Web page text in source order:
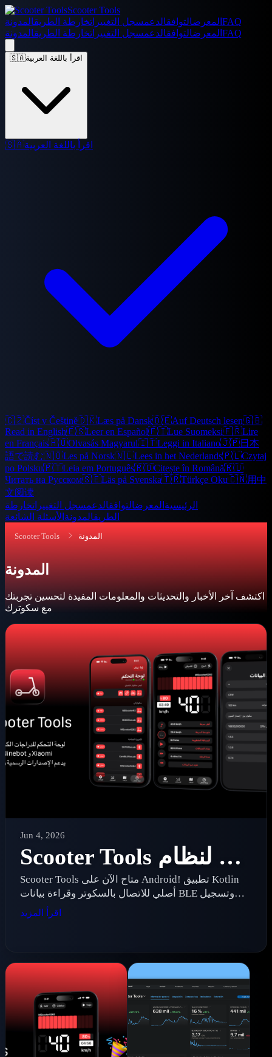
Scooter Tools
المعرضالتوافقالدعمسجل التغييراتخارطة الطريقالمدونة
FAQ
المعرضالتوافقالدعمسجل التغييراتخارطة الطريقالمدونة FAQ
🇸🇦اقرأ باللغة العربية
🇸🇦اقرأ باللغة العربية
🇨🇿Číst v Češtině🇩🇰Læs på Dansk🇩🇪Auf Deutsch lesen🇬🇧
Read in English🇪🇸Leer en Español🇫🇮Lue Suomeksi🇫🇷Lire
en Français🇭🇺Olvasás Magyarul🇮🇹Leggi in Italiano🇯🇵日本
語で読む🇳🇴Les på Norsk🇳🇱Lees in het Nederlands🇵🇱Czytaj
po Polsku🇵🇹Leia em Português🇷🇴Citește în Română🇷🇺
Читать на Русском🇸🇪Läs på Svenska🇹🇷Türkçe Oku🇨🇳用中
文阅读
الرئيسية المعرضالتوافقالدعمسجل التغييراتخارطة
الطريقالمدونة الأسئلة الشائعة
Scooter Tools المدونة
المدونة
اكتشف آخر الأخبار والتحديثات والمعلومات المفيدة لتحسين تجربتك
مع سكوترك
Jun 4, 2026
Scooter Tools لنظام Android 1.0: لوحة تحكم السكوتر الكهربائي تصل إلى Android
Scooter Tools متاح الآن على Android! تطبيق Kotlin
أصلي للاتصال بالسكوتر وقراءة بيانات BLE وتسجيل
اقرأ المزيد